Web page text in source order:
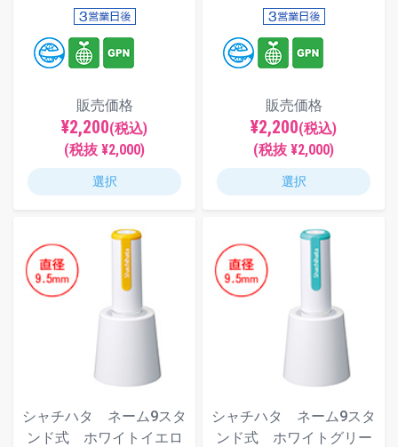
販売価格
¥2,200(税込)
(税抜 ¥2,000)
選択
販売価格
¥2,200(税込)
(税抜 ¥2,000)
選択
シャチハタ ネーム9スタ
ンド式 ホワイトイエロ
シャチハタ ネーム9スタ
ンド式 ホワイトグリー